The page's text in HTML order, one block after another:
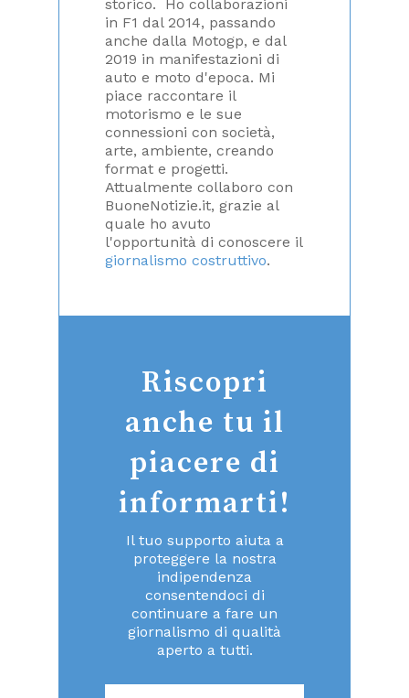
storico. Ho collaborazioni
in F1 dal 2014, passando
anche dalla Motogp, e dal
2019 in manifestazioni di
auto e moto d'epoca. Mi
piace raccontare il
motorismo e le sue
connessioni con società,
arte, ambiente, creando
format e progetti.
Attualmente collaboro con
BuoneNotizie.it, grazie al
quale ho avuto
l'opportunità di conoscere il
giornalismo costruttivo.
Riscopri
anche tu il
piacere di
informarti!
Il tuo supporto aiuta a
proteggere la nostra
indipendenza
consentendoci di
continuare a fare un
giornalismo di qualità
aperto a tutti.